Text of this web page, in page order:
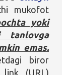
mukofot
yoki
tanlovga
emas.
biror
link (URL)